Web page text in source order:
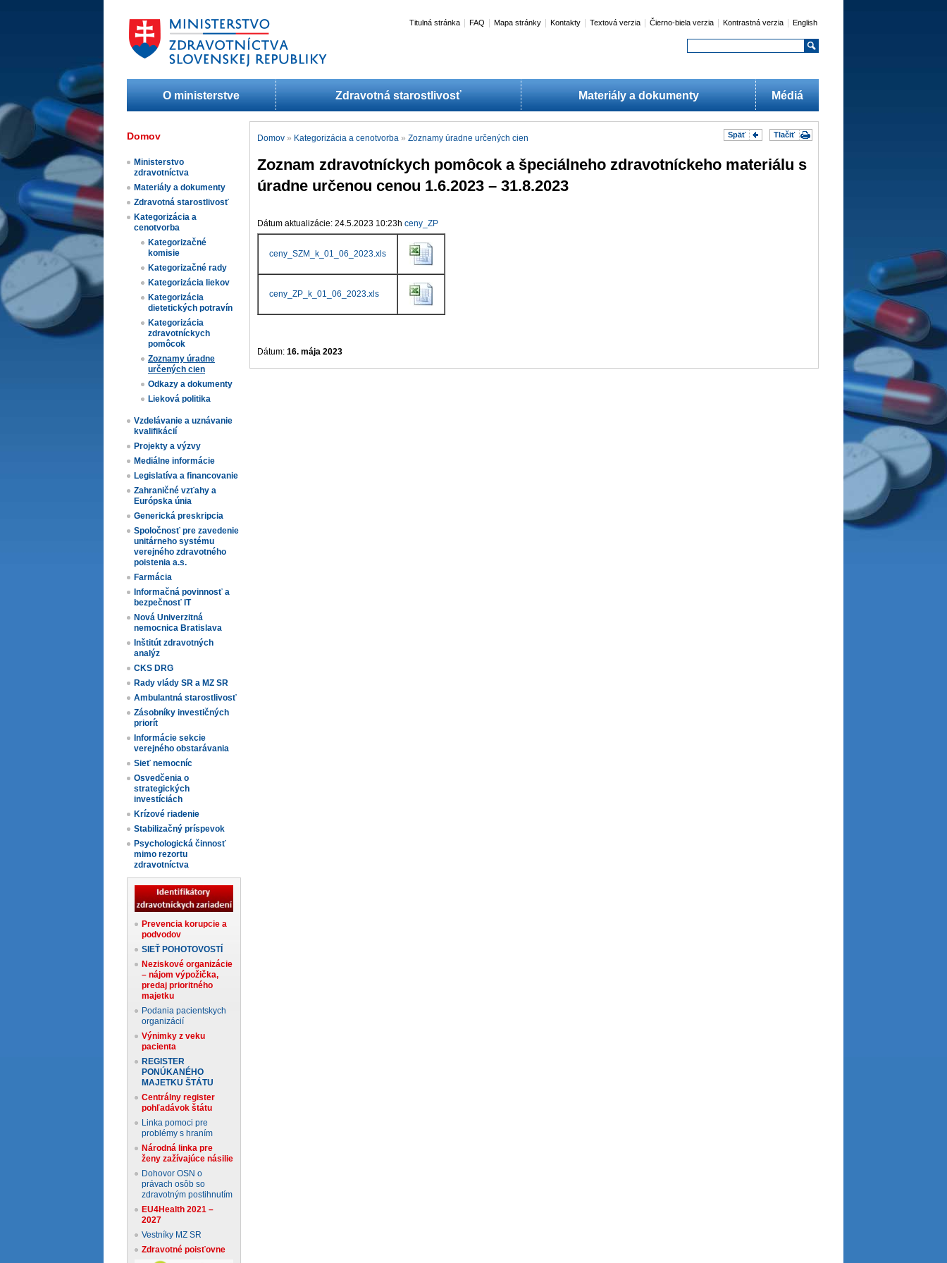
Titulná stránka FAQ Mapa stránky Kontakty Textová verzia Čierno-biela verzia Kontrastná verzia English
O ministerstve Zdravotná starostlivosť Materiály a dokumenty Médiá
Domov
Ministerstvo
zdravotníctva
Materiály a dokumenty
Zdravotná starostlivosť
Kategorizácia a
cenotvorba
Kategorizačné
komisie
Kategorizačné rady
Kategorizácia liekov​
Kategorizácia
dietetických potravín​
Kategorizácia
zdravotníckych
pomôcok
Zoznamy úradne
určených cien​
Odkazy a dokumenty
Lieková politika
Vzdelávanie a uznávanie
kvalifikácií
Projekty a výzvy
Mediálne informácie
Legislatíva a financovanie
Zahraničné vzťahy a
Európska únia
Generická preskripcia
Spoločnosť pre zavedenie
unitárneho systému
verejného zdravotného
poistenia a.s.
Farmácia
Informačná povinnosť a
bezpečnosť IT
Nová Univerzitná
nemocnica Bratislava
Inštitút zdravotných
analýz
CKS DRG
Rady vlády SR a MZ SR
Ambulantná starostlivosť
Zásobníky investičných
priorít
Informácie sekcie
verejného obstarávania
Sieť nemocníc
Osvedčenia o
strategických
investíciách
Krízové riadenie
Stabilizačný príspevok
Psychologická činnosť
mimo rezortu
zdravotníctva
Prevencia korupcie a
podvodov
SIEŤ POHOTOVOSTÍ
Neziskové organizácie
– nájom výpožička,
predaj prioritného
majetku
Podania pacientskych
organizácií
Výnimky z veku
pacienta
REGISTER
PONÚKANÉHO
MAJETKU ŠTÁTU
Centrálny register
pohľadávok štátu
Linka pomoci pre
problémy s hraním
Národná linka pre
ženy zažívajúce násilie
Dohovor OSN o
právach osôb so
zdravotným postihnutím
EU4Health 2021 –
2027
Vestníky MZ SR
Zdravotné poisťovne
Tlačiť
Späť
Domov » Kategorizácia a cenotvorba » Zoznamy úradne určených cien​
Zoznam zdravotníckych pomôcok a špeciálneho zdravotníckeho materiálu s
úradne určenou cenou 1.6.2023 – 31.8.2023
Dátum aktualizácie: 24.5.2023 10:23h ceny_ZP​
ceny_SZM_k_01_06_2023.xls
ceny_ZP_k_01_06_2023.xls
Dátum: 16. mája 2023